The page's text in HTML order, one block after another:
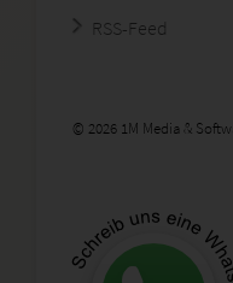
RSS-Feed
© 2026 1M Media &